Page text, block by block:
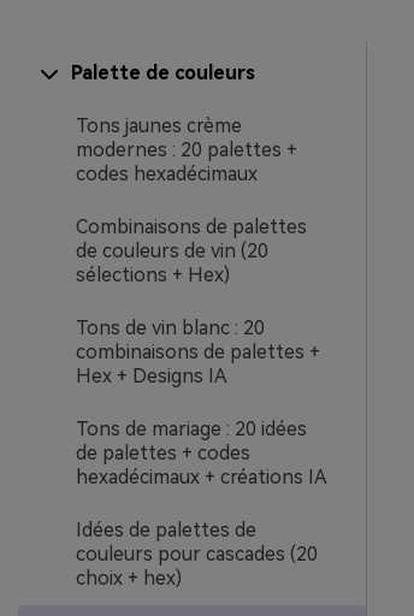
Palette de couleurs
Tons jaunes crème
modernes : 20 palettes +
codes hexadécimaux
Combinaisons de palettes
de couleurs de vin (20
sélections + Hex)
Tons de vin blanc : 20
combinaisons de palettes +
Hex + Designs IA
Tons de mariage : 20 idées
de palettes + codes
hexadécimaux + créations IA
Idées de palettes de
couleurs pour cascades (20
choix + hex)